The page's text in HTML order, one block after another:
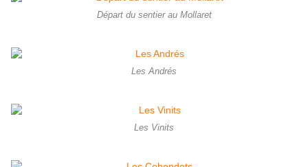
Départ du sentier au Mollaret
Les Andrés
Les Vinits